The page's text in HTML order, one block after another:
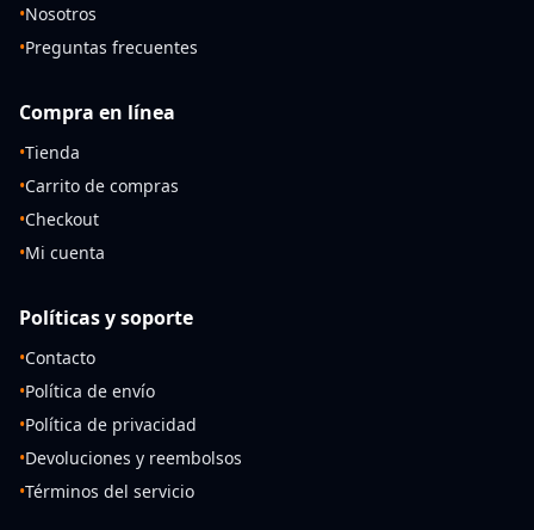
•Nosotros
•Preguntas frecuentes
Compra en línea
•Tienda
•Carrito de compras
•Checkout
•Mi cuenta
Políticas y soporte
•Contacto
•Política de envío
•Política de privacidad
•Devoluciones y reembolsos
•Términos del servicio